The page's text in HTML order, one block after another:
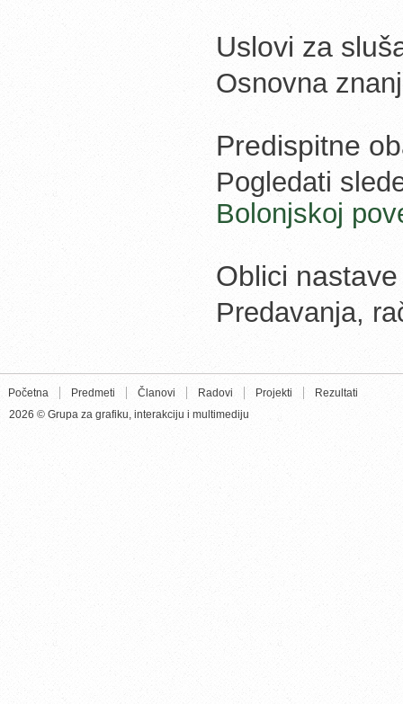
Uslovi za
Osnovna
Predispitne
Pogledati
Bolonjskoj
Oblici
Predavanja,
Početna Predmeti Članovi Radovi Projekti
Rezultati
2026 © Grupa za grafiku, interakciju i multimediju